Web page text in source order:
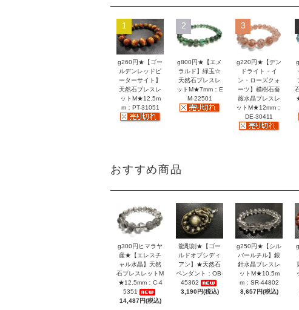
1
g260円★【ゴー
ルデンレッドピ
ーターサイト】
天然石ブレスレ
ットM★12.5m
m：PT-31051
2
g800円★【エメ
ラルド】緑玉☆
天然石ブレスレ
ットM★7mm：E
M-22501
3
g220円★【デン
ドライト・イ
ン・ローズクォ
ーツ】模樹石薔
薇水晶ブレスレ
ットM★12mm：
DE-30411
おすすめ商品
g300円ヒマラヤ
産★【エレスチ
ャル水晶】天然
石ブレスレットM
★12.5mm：C-4
5351
14,487円(税込)
龍彫刻★【ゴー
ルドオブシディ
アン】★天然石
ペンダント：OB-
45362
3,190円(税込)
g250円★【シル
バールチル】銀
針水晶ブレスレ
ットM★10.5m
m：SR-44802
8,657円(税込)